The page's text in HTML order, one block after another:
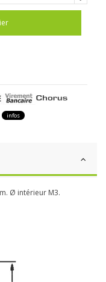
infos
Ø intérieur M3.